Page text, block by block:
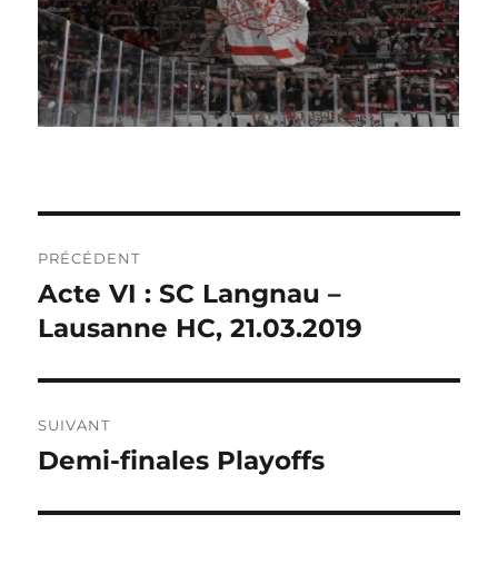
DE
L’ARTICLE
PRÉCÉDENT
Publication
précédente :
Acte VI : SC Langnau –
Lausanne HC, 21.03.2019
SUIVANT
Publication
Demi-finales Playoffs